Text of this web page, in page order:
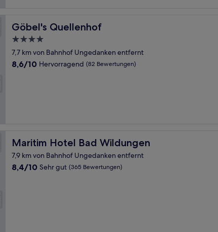
Göbel's Quellenhof
Göbel's Quellenhof
4.0-
Sterne-
Unterkunft
7,7 km von Bahnhof Ungedanken entfernt
8.6
8,6/10 Hervorragend (82 Bewertungen)
Maritim Hotel Bad Wildungen
Maritim Hotel Bad Wildungen
7,9 km von Bahnhof Ungedanken entfernt
8.4
8,4/10 Sehr gut (365 Bewertungen)